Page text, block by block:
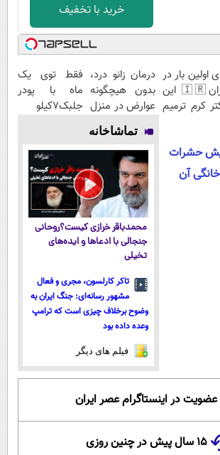
خرید با تخفیف
اولین بار در
ایران🇮🇷 این
کرم ترمیم
درمان زانو درد،
بدون هیچگونه
عوارض در منزل
(◂پرسش‌نامه)
فقط توی یک
ماه با پودر
جلبک7کیلو
حشرات
آن
تماشاخانه
محمدباقر خرازی کیست؟روحانی
جنجالی با ادعاها و ایده‌های
تخیلی
تاکر کارلسون، مجری و فعال
مشهور رسانه‌ای: جنگ ایران به
وضوح برخلاف چیزی است که ترامپ
وعده داده بود
فیلم های دیگر
عضویت در اینستاگرام عصر ایران
۱۵ سال پیش در چنین روزی